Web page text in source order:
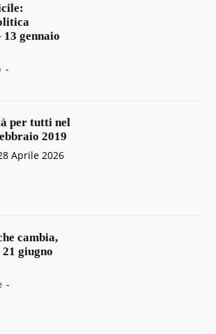
gennaio
-
per tutti nel
2019
Aprile 2026
cambia,
giugno
-